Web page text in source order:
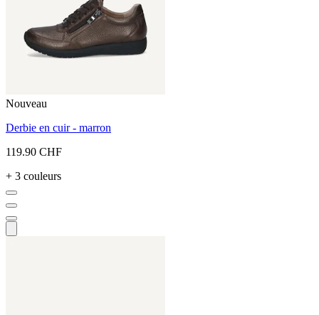
Nouveau
Derbie en cuir - marron
119.90 CHF
+ 3 couleurs